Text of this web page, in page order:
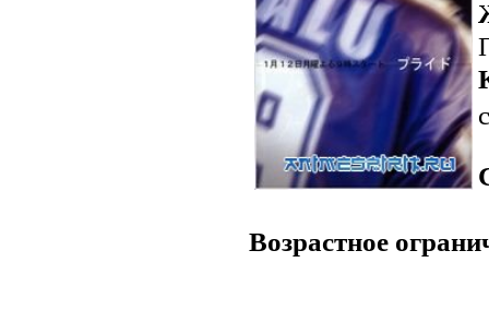
Возрастное